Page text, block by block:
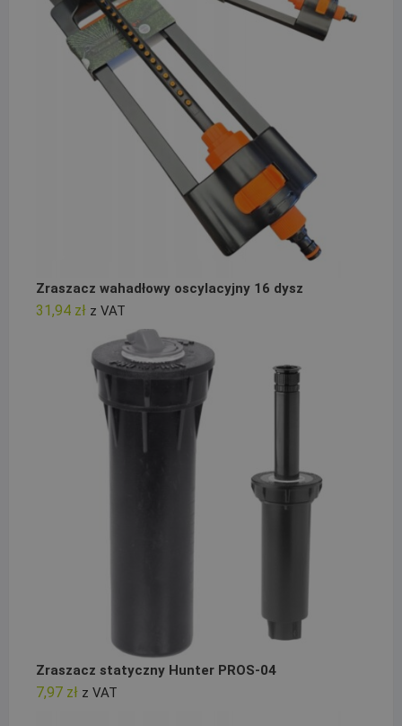
Zraszacz wahadłowy oscylacyjny 16 dysz
31,94 zł z VAT
Zraszacz statyczny Hunter PROS-04
7,97 zł z VAT